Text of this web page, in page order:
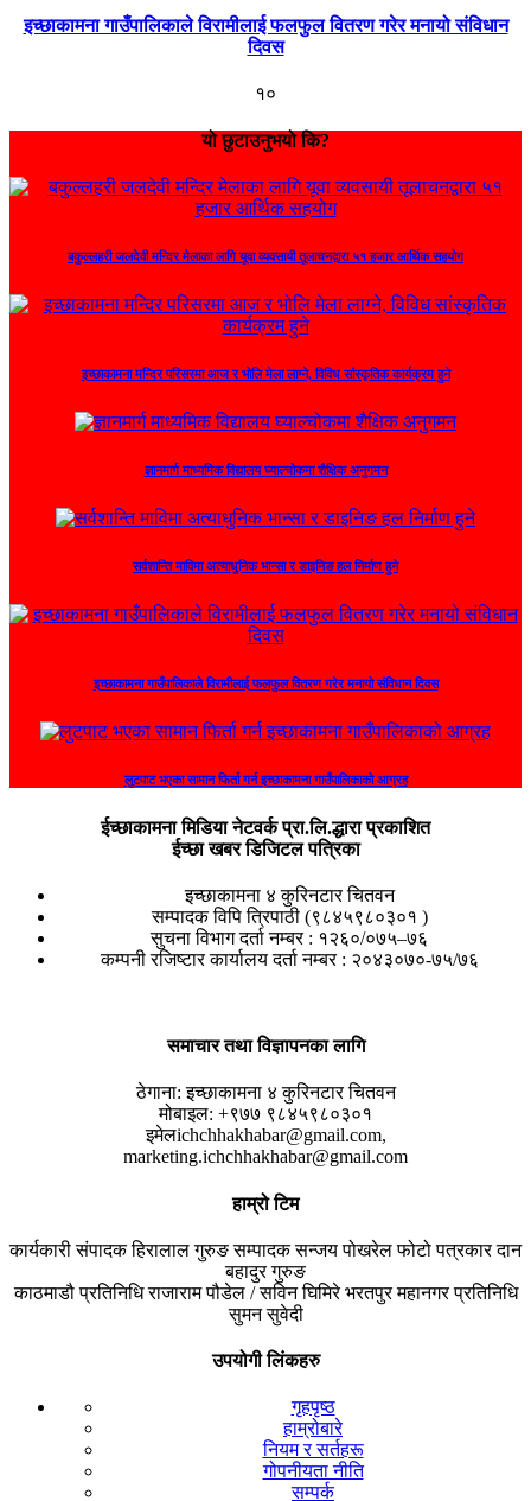
इच्छाकामना गाउँपालिकाले विरामीलाई फलफुल वितरण गरेर मनायो संविधान
दिवस
१०
यो छुटाउनुभयो कि?
बकुल्लहरी जलदेवी मन्दिर मेलाका लागि यूवा व्यवसायी तूलाचनद्वारा ५१ हजार आर्थिक सहयोग
इच्छाकामना मन्दिर परिसरमा आज र भोलि मेला लाग्ने, विविध सांस्कृतिक कार्यक्रम हुने
ज्ञानमार्ग माध्यमिक विद्यालय घ्याल्चोकमा शैक्षिक अनुगमन
सर्वशान्ति माविमा अत्याधुनिक भान्सा र डाइनिङ हल निर्माण हुने
इच्छाकामना गाउँपालिकाले विरामीलाई फलफुल वितरण गरेर मनायो संविधान दिवस
लुटपाट भएका सामान फिर्ता गर्न इच्छाकामना गाउँपालिकाको आग्रह
ईच्छाकामना मिडिया नेटवर्क प्रा.लि.द्धारा प्रकाशित
ईच्छा खबर डिजिटल पत्रिका
इच्छाकामना ४ कुरिनटार चितवन
सम्पादक विपि त्रिपाठी (९८४५९८०३०१ )
सुचना विभाग दर्ता नम्बर : १२६०/०७५–७६
कम्पनी रजिष्टार कार्यालय दर्ता नम्बर : २०४३०७०-७५/७६
समाचार तथा विज्ञापनका लागि
ठेगाना: इच्छाकामना ४ कुरिनटार चितवन
मोबाइल: +९७७ ९८४५९८०३०१
इमेलichchhakhabar@gmail.com,
marketing.ichchhakhabar@gmail.com
हाम्रो टिम
कार्यकारी संपादकहिरालाल गुरुङसम्पादकसन्जय पोखरेलफोटो पत्रकारदान
बहादुर गुरुङ
काठमाडौ प्रतिनिधिराजाराम पौडेल / सविन घिमिरेभरतपुर महानगर प्रतिनिधि
सुमन सुवेदी
उपयोगी लिंकहरु
गृहपृष्ठ
हाम्रोबारे
नियम र सर्तहरू
गोपनीयता नीति
सम्पर्क